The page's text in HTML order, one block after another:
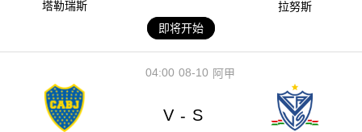
塔勒瑞斯
拉努斯
即将开始
08-10
04:00 阿甲
V - S